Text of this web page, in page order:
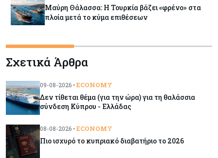
Μαύρη Θάλασσα: Η Τουρκία βάζει «φρένο» στα
πλοία μετά το κύμα επιθέσεων
Tech 09-08-2026
Τεχνητή νοημοσύνη: Αλλάζει τα δεδομένα στην
επικοινωνία – Μια επικίνδυνη «τελειότητα»
Κόσμος 09-08-2026
Ορμούζ: Το Ιράν «φρενάρει» το άνοιγμα των
Σχετικά Άρθρα
09-08-2026 • ECONOMY
Δεν τίθεται θέμα (για την ώρα) για τη θαλάσσια
σύνδεση Κύπρου - Ελλάδας
08-08-2026 • ECONOMY
Πιο ισχυρό το κυπριακό διαβατήριο το 2026